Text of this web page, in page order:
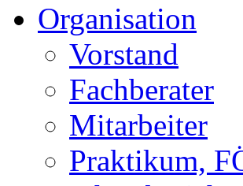
Organisation
Vorstand
Fachberater
Mitarbeiter
Praktikum,